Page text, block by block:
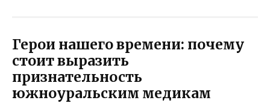
Герои нашего времени: почему
стоит выразить
признательность
южноуральским медикам